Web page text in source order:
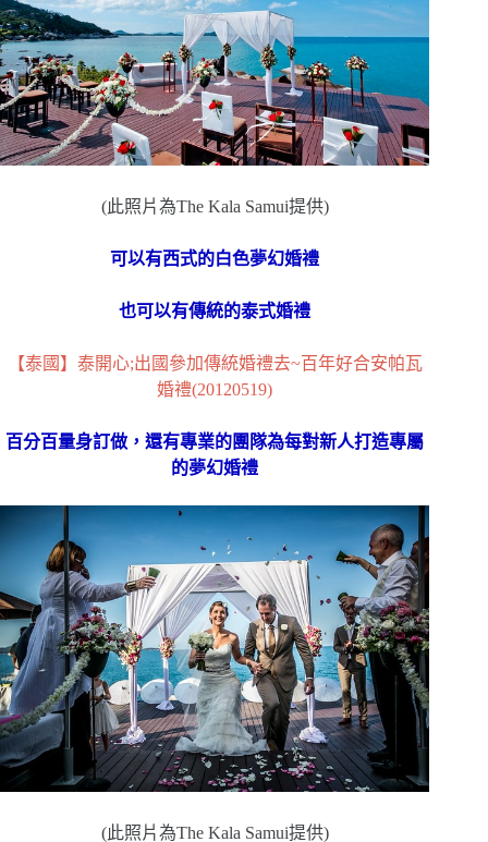
(此照片為The Kala Samui提供)
可以有西式的白色夢幻婚禮
也可以有傳統的泰式婚禮
【泰國】泰開心;出國參加傳統婚禮去~百年好合安帕瓦
婚禮(20120519)
百分百量身訂做，還有專業的團隊為每對新人打造專屬
的夢幻婚禮
(此照片為The Kala Samui提供)